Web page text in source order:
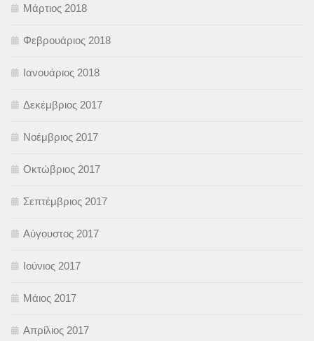
Μάρτιος 2018
Φεβρουάριος 2018
Ιανουάριος 2018
Δεκέμβριος 2017
Νοέμβριος 2017
Οκτώβριος 2017
Σεπτέμβριος 2017
Αύγουστος 2017
Ιούνιος 2017
Μάιος 2017
Απρίλιος 2017